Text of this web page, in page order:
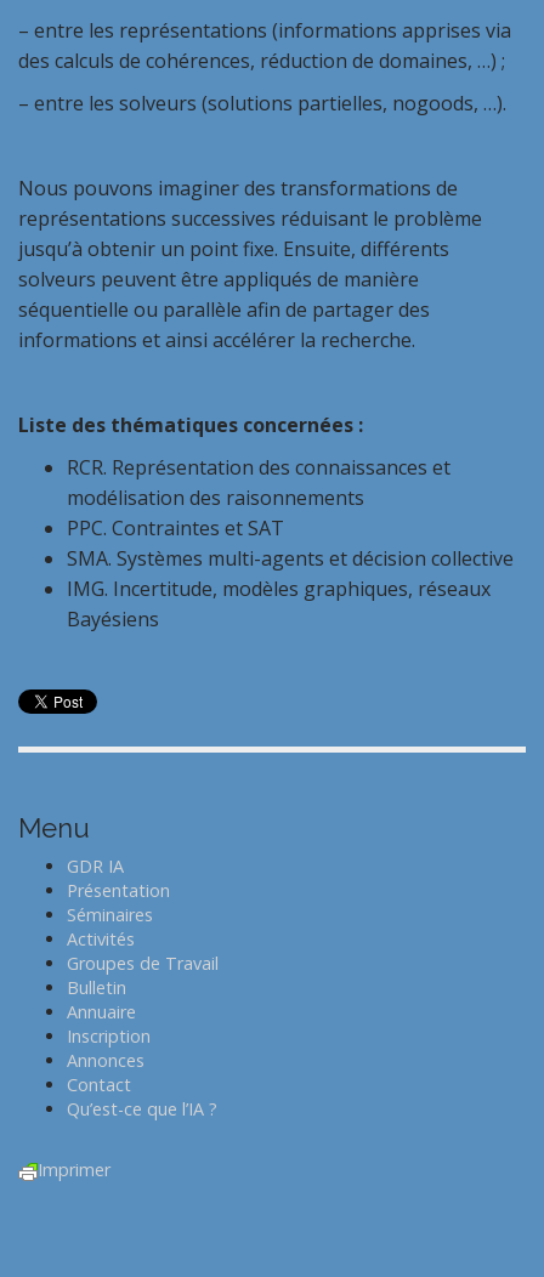
– entre les représentations (informations apprises via
des calculs de cohérences, réduction de domaines, …) ;
– entre les solveurs (solutions partielles, nogoods, …).
Nous pouvons imaginer des transformations de
représentations successives réduisant le problème
jusqu’à obtenir un point fixe. Ensuite, différents
solveurs peuvent être appliqués de manière
séquentielle ou parallèle afin de partager des
informations et ainsi accélérer la recherche.
Liste des thématiques concernées :
RCR. Représentation des connaissances et
modélisation des raisonnements
PPC. Contraintes et SAT
SMA. Systèmes multi-agents et décision collective
IMG. Incertitude, modèles graphiques, réseaux
Bayésiens
Menu
GDR IA
Présentation
Séminaires
Activités
Groupes de Travail
Bulletin
Annuaire
Inscription
Annonces
Contact
Qu’est-ce que l’IA ?
Imprimer